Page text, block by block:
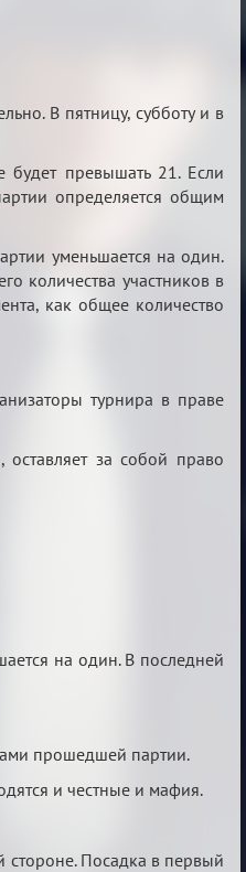
В пятницу, субботу и в
будет превышать 21. Если
определяется общим
уменьшается на один.
количества участников в
как общее количество
турнира в праве
за собой право
на один. В последней
прошедшей партии.
и честные и мафия.
стороне. Посадка в первый